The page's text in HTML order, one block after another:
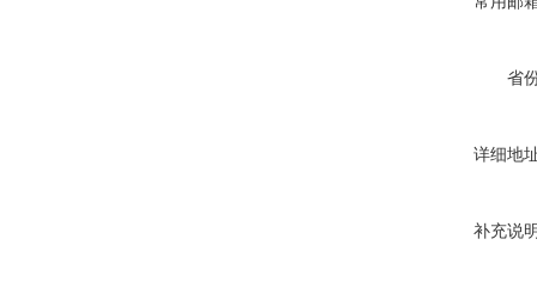
省
详细地
补充说